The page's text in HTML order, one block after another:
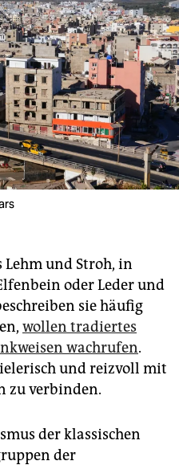
und Stroh, in
oder Leder und
sie häufig
wollen tradiertes
wachrufen.
und reizvoll mit
zu verbinden.
der klassischen
der